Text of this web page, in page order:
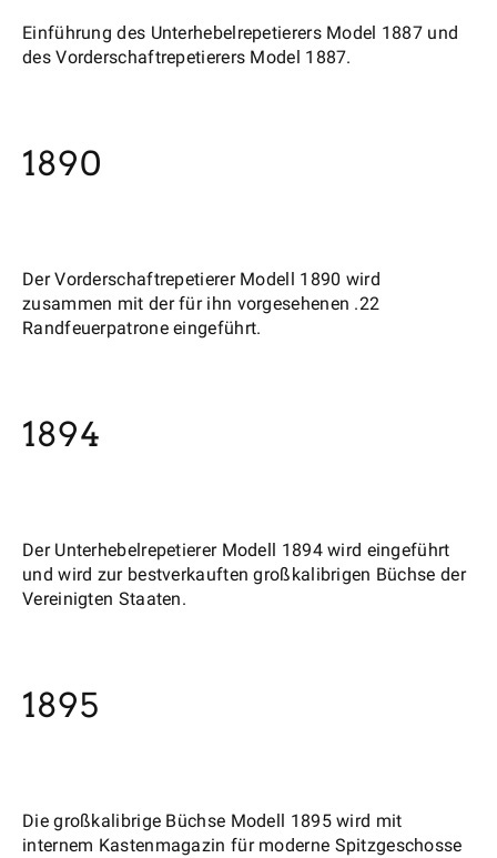
Einführung des Unterhebelrepetierers Model 1887 und
des Vorderschaftrepetierers Model 1887.
1890
Der Vorderschaftrepetierer Modell 1890 wird
zusammen mit der für ihn vorgesehenen .22
Randfeuerpatrone eingeführt.
1894
Der Unterhebelrepetierer Modell 1894 wird eingeführt
und wird zur bestverkauften großkalibrigen Büchse der
Vereinigten Staaten.
1895
Die großkalibrige Büchse Modell 1895 wird mit
internem Kastenmagazin für moderne Spitzgeschosse